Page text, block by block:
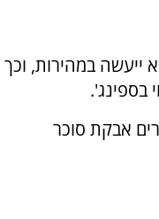
ייעשה במהירות, וכך
בספינג'.
אבקת סוכר